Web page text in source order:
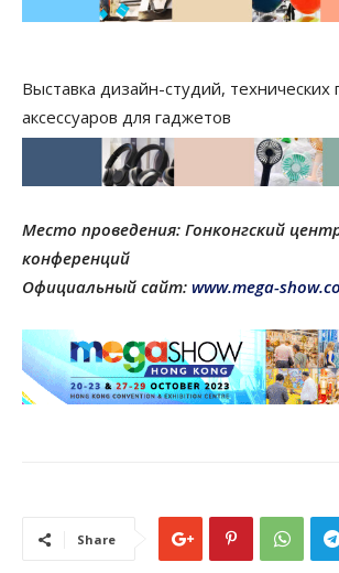
Выставка дизайн-студий, технических
аксессуаров для гаджетов
Место проведения: Гонконгский
конференций
Официальный сайт: www.mega-
Share